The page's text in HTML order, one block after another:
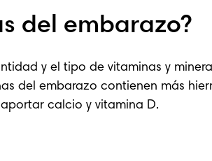
del embarazo?
y el tipo de vitaminas y
del embarazo contienen más
calcio y vitamina D.